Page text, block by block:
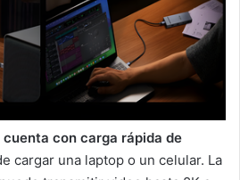
cuenta con carga rápida de
cargar una laptop o un celular. La